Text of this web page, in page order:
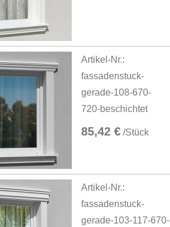
Artikel-Nr.:
fassadenstuck-
gerade-108-670-
720-beschichtet
85,42 € /Stück
Artikel-Nr.:
fassadenstuck-
gerade-103-117-670-